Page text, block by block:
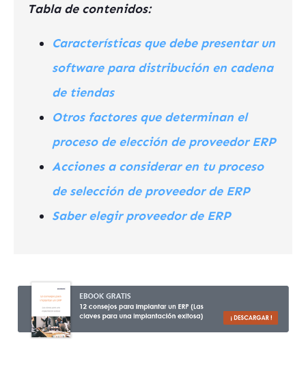
Tabla de contenidos:
Características que debe presentar un
software para distribución en cadena
de tiendas
Otros factores que determinan el
proceso de elección de proveedor ERP
Acciones a considerar en tu proceso
de selección de proveedor de ERP
Saber elegir proveedor de ERP